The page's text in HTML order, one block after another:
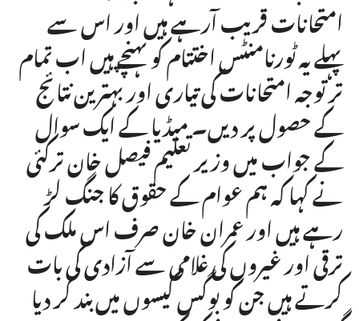
امتحانات قریب آرہے ہیں اور اس سے
پہلے یہ ٹورنامنٹس اختتام کو پہنچے ہیں اب تمام
تر توجہ امتحانات کی تیاری اور بہترین نتائج
کے حصول پر دیں۔ میڈیا کے ایک سوال
کے جواب میں وزیر تعلیم فیصل خان ترکئی
نے کہا کہ ہم عوام کے حقوق کا جنگ لڑ
رہے ہیں اور عمران خان صرف اس ملک کی
ترقی اور غیروں کی غلامی سے آزادی کی بات
کرتے ہیں جن کو بوگس کیسوں میں بند کر دیا